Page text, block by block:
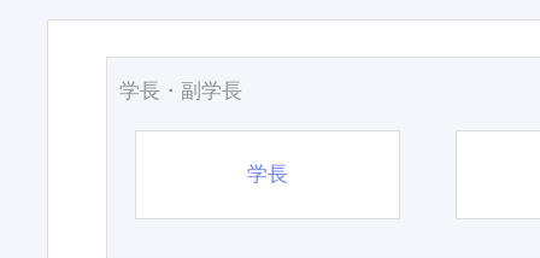
学長・副学長
学長